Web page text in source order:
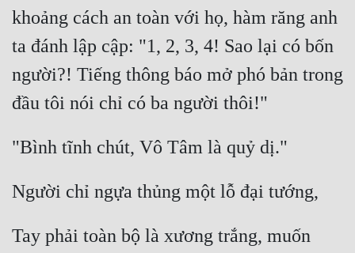
khoảng cách an toàn với họ, hàm răng anh
ta đánh lập cập: "1, 2, 3, 4! Sao lại có bốn
người?! Tiếng thông báo mở phó bản trong
đầu tôi nói chỉ có ba người thôi!"
"Bình tĩnh chút, Vô Tâm là quỷ dị."
Người chỉ ngựa thủng một lỗ đại tướng,
Tay phải toàn bộ là xương trắng, muốn